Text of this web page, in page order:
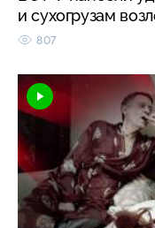
и сухогрузам
807